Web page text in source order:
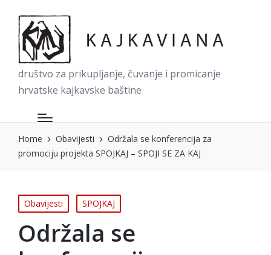
društvo za prikupljanje, čuvanje i promicanje
hrvatske kajkavske baštine
Home Obavijesti
Održala se konferencija za
promociju projekta SPOJKAJ – SPOJI SE ZA KAJ
Posted
in
Obavijesti SPOJKAJ
Održala se